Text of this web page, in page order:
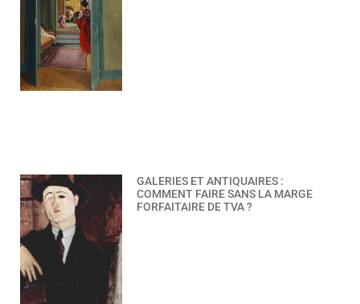
GALERIES ET ANTIQUAIRES :
COMMENT FAIRE SANS LA MARGE
FORFAITAIRE DE TVA ?